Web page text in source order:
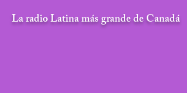
La radio Latina más grande de Canadá